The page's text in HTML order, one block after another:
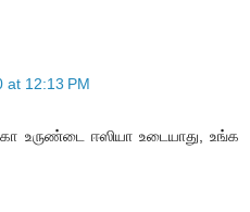
at 12:13 PM
உருண்டை ஈஸியா உடையாது, உங்க